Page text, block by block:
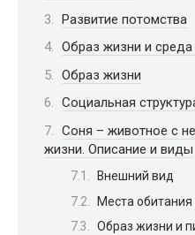
Развитие потомства
Образ жизни и
Образ жизни
Социальная
Соня – животное с
жизни. Описание и виды
Внешний вид
Места обитания
Образ жизни и